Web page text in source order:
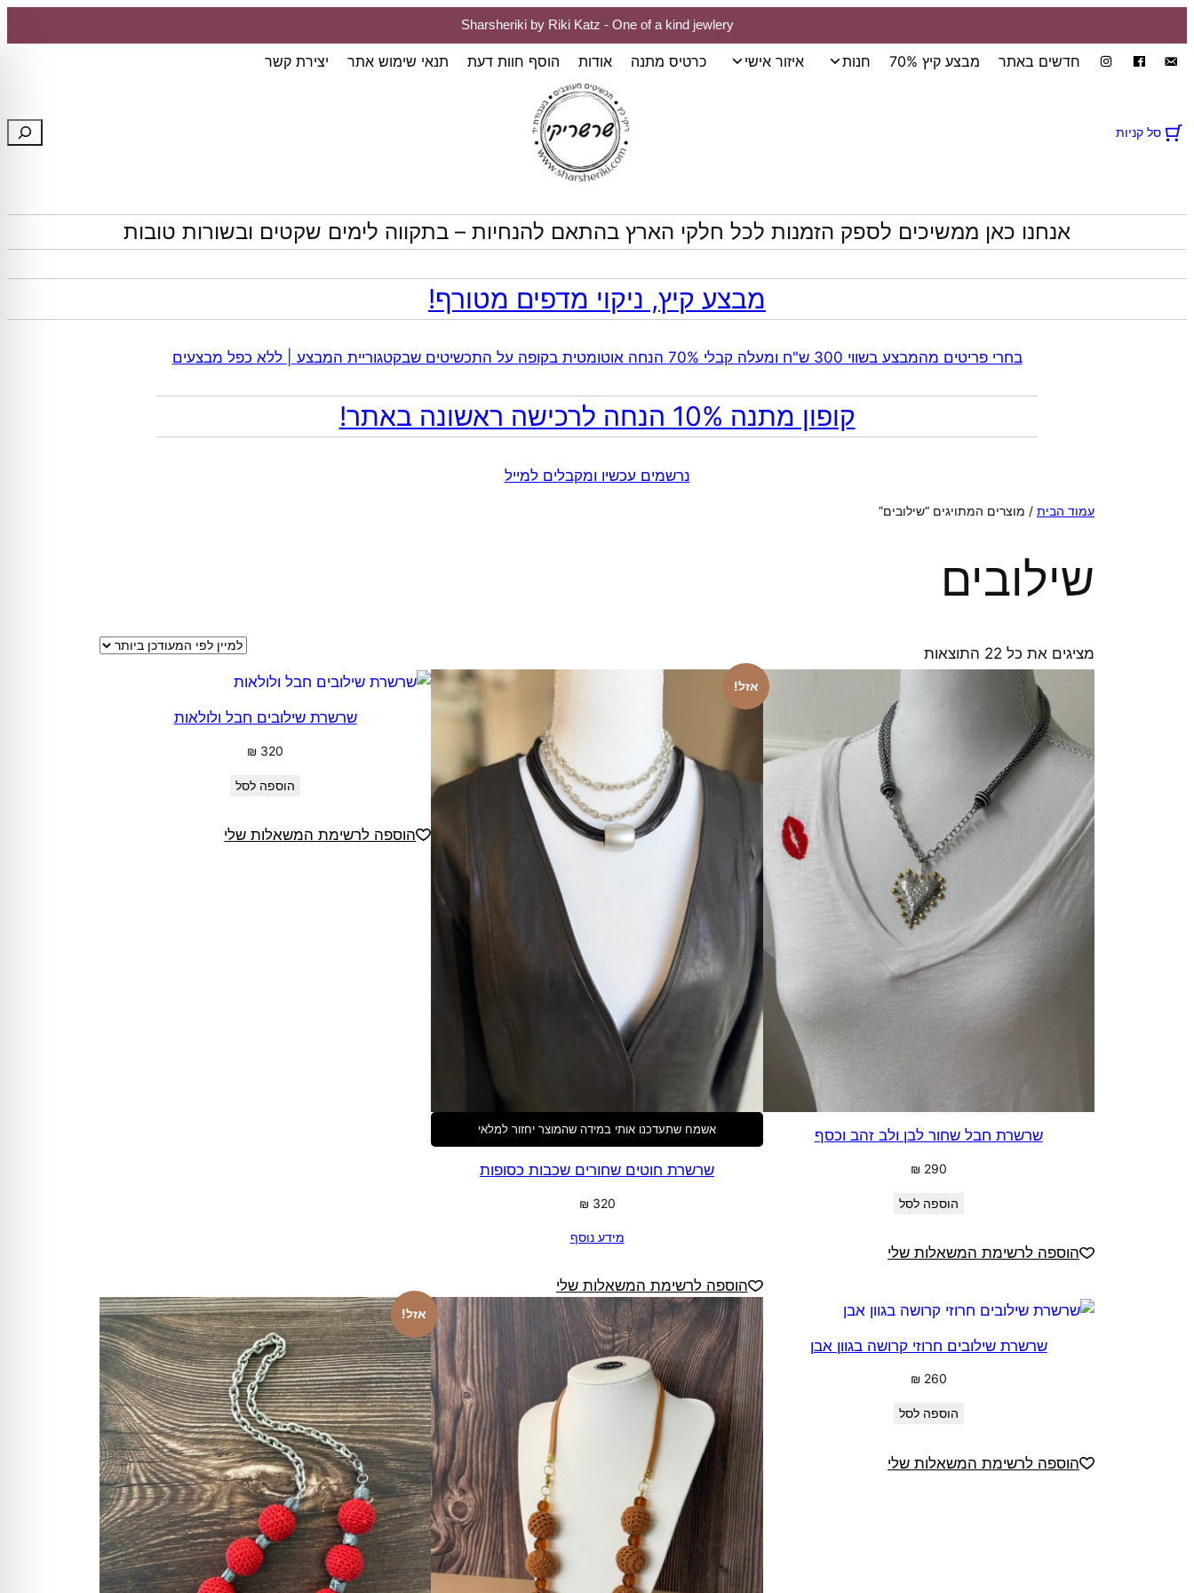
Sharsheriki by Riki Katz - One of a kind jewlery
חדשים באתר מבצע קיץ 70% חנות איזור אישי כרטיס מתנה אודות הוסף חוות דעת תנאי שימוש אתר יצירת קשר
סל קניות חיפוש
אנחנו כאן ממשיכים לספק הזמנות לכל חלקי הארץ בהתאם להנחיות – בתקווה לימים שקטים ובשורות טובות
מבצע קיץ, ניקוי מדפים מטורף!
בחרי פריטים מהמבצע בשווי 300 ש"ח ומעלה קבלי 70% הנחה אוטומטית בקופה על התכשיטים שבקטגוריית המבצע | ללא כפל מבצעים
קופון מתנה 10% הנחה לרכישה ראשונה באתר!
נרשמים עכשיו ומקבלים למייל
עמוד הבית / מוצרים המתויגים “שילובים”
שילובים
מציגים את כל ⁦22⁩ התוצאות
ממוין
לפי
הפריט
העדכני
שרשרת חבל שחור לבן ולב זהב וכסף
₪ 290
הוספה לסל
הוספה לרשימת המשאלות שלי
אזל!
אשמח שתעדכנו אותי במידה שהמוצר יחזור למלאי
שרשרת חוטים שחורים שכבות כסופות
₪ 320
מידע נוסף
הוספה לרשימת המשאלות שלי
שרשרת שילובים חבל ולולאות
₪ 320
הוספה לסל
הוספה לרשימת המשאלות שלי
שרשרת שילובים חרוזי קרושה בגוון אבן
₪ 260
הוספה לסל
הוספה לרשימת המשאלות שלי
אזל!